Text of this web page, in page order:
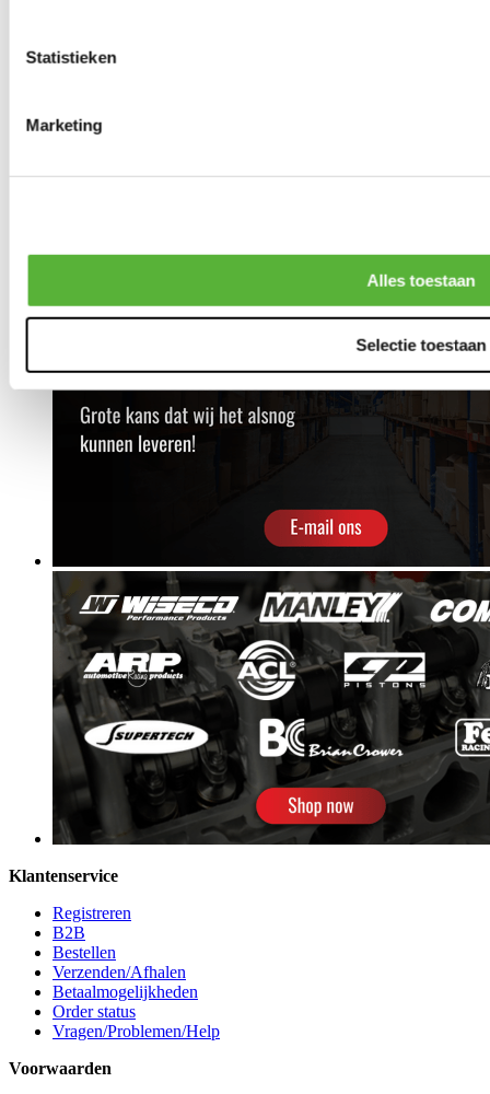
Statistieken
Marketing
Alles toestaan
Selectie toestaan
Klantenservice
Registreren
B2B
Bestellen
Verzenden/Afhalen
Betaalmogelijkheden
Order status
Vragen/Problemen/Help
Voorwaarden